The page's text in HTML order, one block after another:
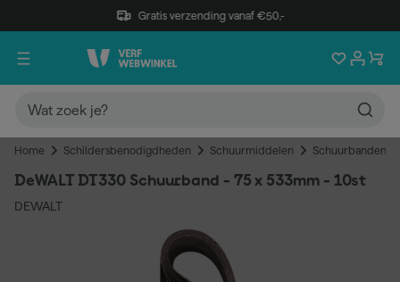
Gratis verzending vanaf €50,-
Home Schildersbenodigdheden Schuurmiddelen Schuurbanden
DeWALT DT330 Schuurband - 75 x 533mm - 10st
DEWALT